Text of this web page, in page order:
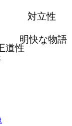
対立性
明快な物語
道性